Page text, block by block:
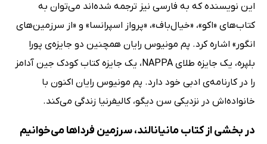
این نویسنده که به فارسی نیز ترجمه شده‌اند می‌توان به
کتاب‌های «اکو»، «خیال‌باف»، «پرواز اسپرانسا» و «از سرزمین‌های
انگور» اشاره کرد. پم مونیوس رایان همچنین دو جایزه‌ی پورا
بلپره، یک جایزه طلای NAPPA، یک جایزه کتاب کودک جین آدامز
را در کارنامه‌ی ادبی خود دارد. پم مونیوس رایان اکنون با
خانواده‌اش در نزدیکی سن دیگو، کالیفرنیا زندگی می‌کند.
در بخشی از کتاب مانیانالند، سرزمین فرداها می‌خوانیم